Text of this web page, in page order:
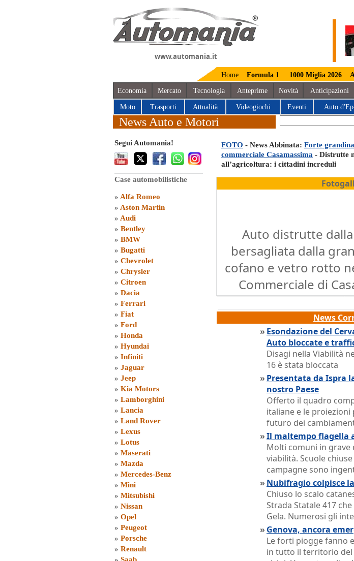
www.automania.it
Home Formula 1 1000 Miglia 2026
Economia Mercato Tecnologia Anteprime Novità Anticipazioni
Moto Trasporti Attualità Videogiochi Eventi Auto
News Auto e Motori
Segui Automania!
Case automobilistiche
» Alfa Romeo
» Aston Martin
» Audi
» Bentley
» BMW
» Bugatti
» Chevrolet
» Chrysler
» Citroen
» Dacia
» Ferrari
» Fiat
» Ford
» Honda
» Hyundai
» Infiniti
» Jaguar
» Jeep
» Kia Motors
» Lamborghini
» Lancia
» Land Rover
» Lexus
» Lotus
» Maserati
» Mazda
» Mercedes-Benz
» Mini
» Mitsubishi
» Nissan
» Opel
» Peugeot
» Porsche
» Renault
FOTO - News Abbinata: Forte
commerciale Casamassima - Distrutte
all’agricoltura: i cittadini increduli
Auto distrutte
bersagliata dalla
cofano e vetro rotto
Commerciale di
News
» Esondazione del
Auto bloccate e
Disagi nella Viabilità
16 è stata bloccata
» Presentata da Ispra
nostro Paese
Offerto il quadro
italiane e le
futuro dei
»Il maltempo flagella
Molti comuni in
viabilità. Scuole
campagne sono
» Nubifragio colpisce
Chiuso lo scalo
Strada Statale 417
Gela. Numerosi gli
» Genova, ancora
Le forti piogge fanno
in tutto il territorio del